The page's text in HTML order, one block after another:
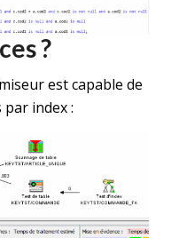
?
est capable de
par index :